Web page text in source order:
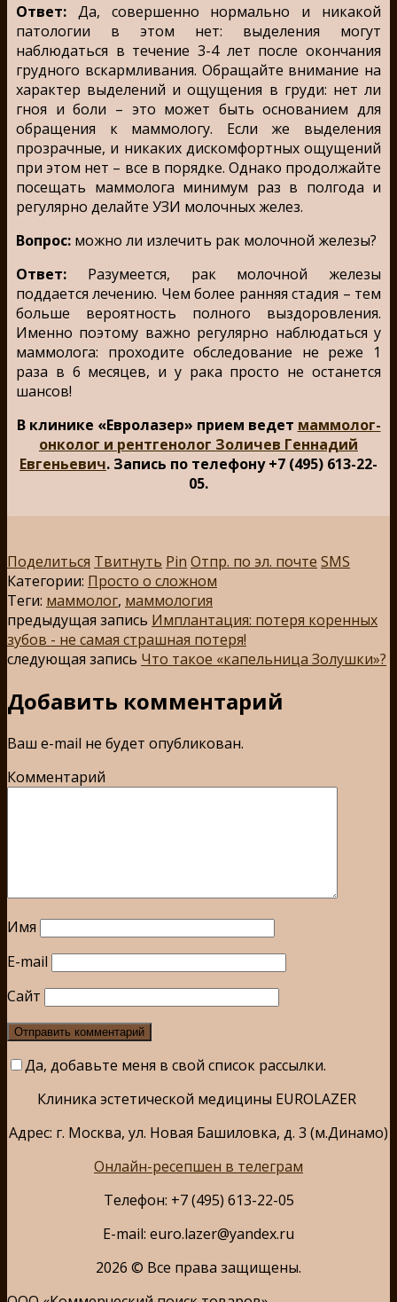
Ответ: Да, совершенно нормально и никакой
патологии в этом нет: выделения могут
наблюдаться в течение 3-4 лет после окончания
грудного вскармливания. Обращайте внимание на
характер выделений и ощущения в груди: нет ли
гноя и боли – это может быть основанием для
обращения к маммологу. Если же выделения
прозрачные, и никаких дискомфортных ощущений
при этом нет – все в порядке. Однако продолжайте
посещать маммолога минимум раз в полгода и
регулярно делайте УЗИ молочных желез.
Вопрос: можно ли излечить рак молочной железы?
Ответ: Разумеется, рак молочной железы
поддается лечению. Чем более ранняя стадия – тем
больше вероятность полного выздоровления.
Именно поэтому важно регулярно наблюдаться у
маммолога: проходите обследование не реже 1
раза в 6 месяцев, и у рака просто не останется
шансов!
В клинике «Евролазер» прием ведет маммолог-
онколог и рентгенолог Золичев Геннадий
Евгеньевич. Запись по телефону +7 (495) 613-22-
05.
Поделиться Твитнуть Pin Отпр. по эл. почте SMS
Категории: Просто о сложном
Теги: маммолог, маммология
предыдущая запись Имплантация: потеря коренных
зубов - не самая страшная потеря!
следующая запись Что такое «капельница Золушки»?
Добавить комментарий
Ваш e-mail не будет опубликован.
Комментарий
Имя
E-mail
Сайт
Да, добавьте меня в свой список рассылки.
Клиника эстетической медицины EUROLAZER
Адрес: г. Москва, ул. Новая Башиловка, д. 3 (м.Динамо)
Онлайн-ресепшен в телеграм
Телефон: +7 (495) 613-22-05
E-mail: euro.lazer@yandex.ru
2026 © Все права защищены.